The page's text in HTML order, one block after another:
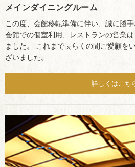
メインダイニングルーム
この度、会館移転準備に伴い、誠に勝
会館での個室利用、レストランの営業
ました。 これまで長らくの間ご愛顧を
ざいました。
詳しくはこち